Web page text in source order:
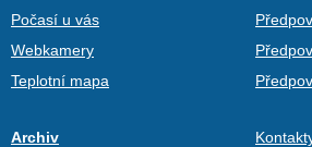
Počasí u vás
Webkamery
Teplotní mapa
Archiv